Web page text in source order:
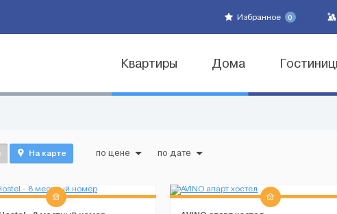
Избранное 0
Квартиры Дома
На карте по цене по дате